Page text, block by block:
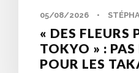
05/08/2026 •
« DES FLEURS
TOKYO » : PAS
POUR LES